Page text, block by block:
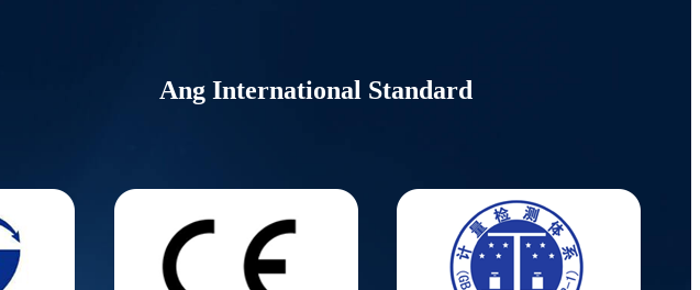
Ang International Standard